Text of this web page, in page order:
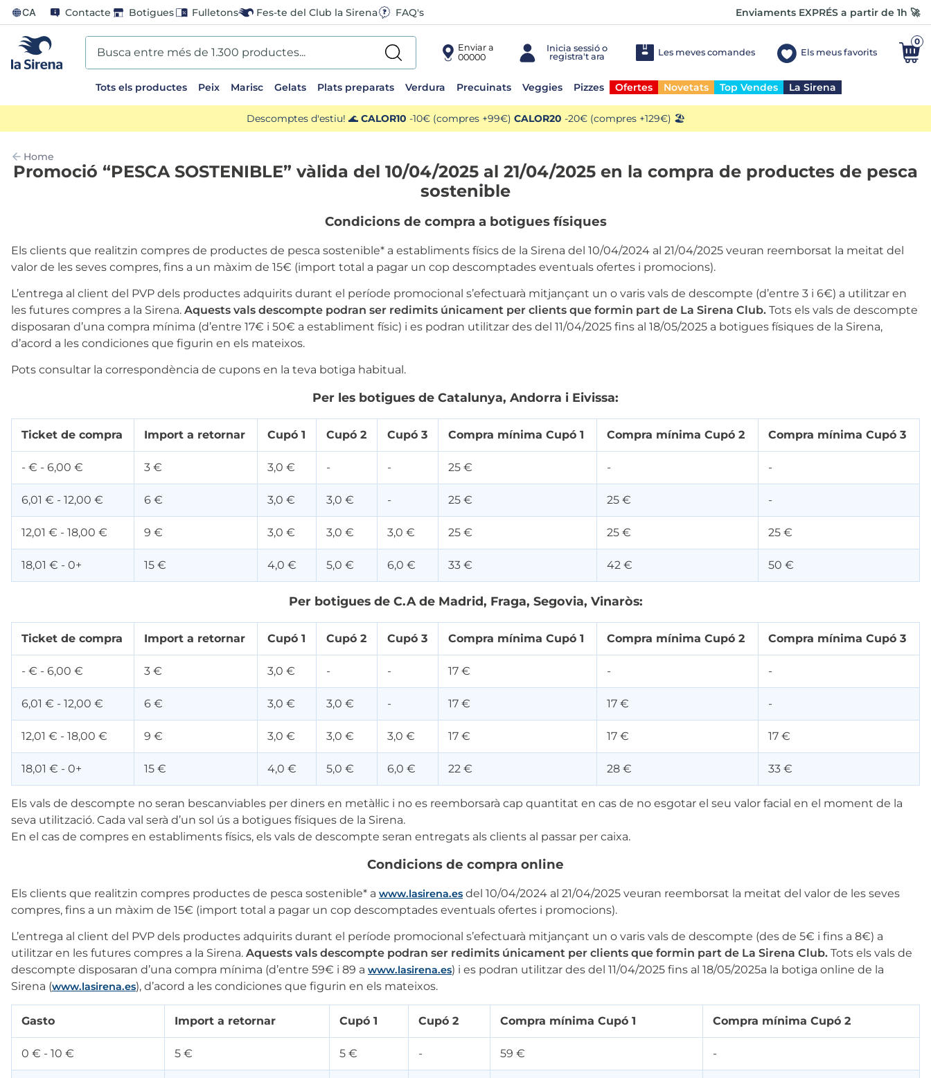
CA Contacte Botigues Fulletons Fes-te del Club la Sirena FAQ's Enviaments EXPRÉS a partir de 1h 🚀
Busca entre més de 1.300 productes...
Enviar a
00000
Les meves comandes Els meus favorits
0
Tots els productes Peix Marisc Gelats Plats preparats Verdura Precuinats Veggies Pizzes Ofertes Novetats Top Vendes La Sirena
Descomptes d'estiu! 🌊 CALOR10 -10€ (compres +99€) CALOR20 -20€ (compres +129€) 🏖️
Home
Promoció “PESCA SOSTENIBLE” vàlida del 10/04/2025 al 21/04/2025 en la compra de productes de pesca
sostenible
Condicions de compra a botigues físiques
Els clients que realitzin compres de productes de pesca sostenible* a establiments físics de la Sirena del 10/04/2024 al 21/04/2025 veuran reemborsat la meitat del
valor de les seves compres, fins a un màxim de 15€ (import total a pagar un cop descomptades eventuals ofertes i promocions).
L’entrega al client del PVP dels productes adquirits durant el període promocional s’efectuarà mitjançant un o varis vals de descompte (d’entre 3 i 6€) a utilitzar en
les futures compres a la Sirena. Aquests vals descompte podran ser redimits únicament per clients que formin part de La Sirena Club. Tots els vals de descompte
disposaran d’una compra mínima (d’entre 17€ i 50€ a establiment físic) i es podran utilitzar des del 11/04/2025 fins al 18/05/2025 a botigues físiques de la Sirena,
d’acord a les condiciones que figurin en els mateixos.
Pots consultar la correspondència de cupons en la teva botiga habitual.
Per les botigues de Catalunya, Andorra i Eivissa:
Ticket de compra Import a retornar Cupó 1 Cupó 2 Cupó 3 Compra mínima Cupó 1 Compra mínima Cupó 2 Compra mínima Cupó 3
- € - 6,00 € 3 € 3,0 € - - 25 € - -
6,01 € - 12,00 € 6 € 3,0 € 3,0 € - 25 € 25 € -
12,01 € - 18,00 € 9 € 3,0 € 3,0 € 3,0 € 25 € 25 € 25 €
18,01 € - 0+ 15 € 4,0 € 5,0 € 6,0 € 33 € 42 € 50 €
Per botigues de C.A de Madrid, Fraga, Segovia, Vinaròs:
Ticket de compra Import a retornar Cupó 1 Cupó 2 Cupó 3 Compra mínima Cupó 1 Compra mínima Cupó 2 Compra mínima Cupó 3
- € - 6,00 € 3 € 3,0 € - - 17 € - -
6,01 € - 12,00 € 6 € 3,0 € 3,0 € - 17 € 17 € -
12,01 € - 18,00 € 9 € 3,0 € 3,0 € 3,0 € 17 € 17 € 17 €
18,01 € - 0+ 15 € 4,0 € 5,0 € 6,0 € 22 € 28 € 33 €
Els vals de descompte no seran bescanviables per diners en metàl·lic i no es reemborsarà cap quantitat en cas de no esgotar el seu valor facial en el moment de la
seva utilització. Cada val serà d’un sol ús a botigues físiques de la Sirena.
En el cas de compres en establiments físics, els vals de descompte seran entregats als clients al passar per caixa.
Condicions de compra online
Els clients que realitzin compres productes de pesca sostenible* a www.lasirena.es del 10/04/2024 al 21/04/2025 veuran reemborsat la meitat del valor de les seves
compres, fins a un màxim de 15€ (import total a pagar un cop descomptades eventuals ofertes i promocions).
L’entrega al client del PVP dels productes adquirits durant el període promocional s’efectuarà mitjançant un o varis vals de descompte (des de 5€ i fins a 8€) a
utilitzar en les futures compres a la Sirena. Aquests vals descompte podran ser redimits únicament per clients que formin part de La Sirena Club. Tots els vals de
descompte disposaran d’una compra mínima (d’entre 59€ i 89 a www.lasirena.es) i es podran utilitzar des del 11/04/2025 fins al 18/05/2025a la botiga online de la
Sirena (www.lasirena.es), d’acord a les condiciones que figurin en els mateixos.
Gasto Import a retornar Cupó 1 Cupó 2 Compra mínima Cupó 1 Compra mínima Cupó 2
0 € - 10 € 5 € 5 € - 59 € -
sirena
sirena
premium
peladas